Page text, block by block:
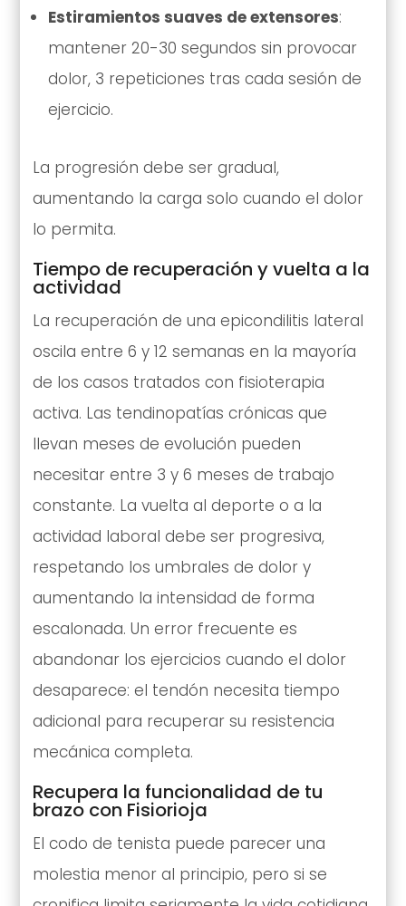
Estiramientos suaves de extensores:
mantener 20-30 segundos sin provocar
dolor, 3 repeticiones tras cada sesión de
ejercicio.
La progresión debe ser gradual,
aumentando la carga solo cuando el dolor
lo permita.
Tiempo de recuperación y vuelta a la
actividad
La recuperación de una epicondilitis lateral
oscila entre 6 y 12 semanas en la mayoría
de los casos tratados con fisioterapia
activa. Las tendinopatías crónicas que
llevan meses de evolución pueden
necesitar entre 3 y 6 meses de trabajo
constante. La vuelta al deporte o a la
actividad laboral debe ser progresiva,
respetando los umbrales de dolor y
aumentando la intensidad de forma
escalonada. Un error frecuente es
abandonar los ejercicios cuando el dolor
desaparece: el tendón necesita tiempo
adicional para recuperar su resistencia
mecánica completa.
Recupera la funcionalidad de tu
brazo con Fisiorioja
El codo de tenista puede parecer una
molestia menor al principio, pero si se